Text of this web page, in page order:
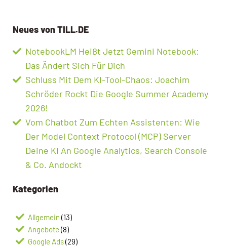
Neues von TILL.DE
NotebookLM Heißt Jetzt Gemini Notebook:
Das Ändert Sich Für Dich
Schluss Mit Dem KI-Tool-Chaos: Joachim
Schröder Rockt Die Google Summer Academy
2026!
Vom Chatbot Zum Echten Assistenten: Wie
Der Model Context Protocol (MCP) Server
Deine KI An Google Analytics, Search Console
& Co. Andockt
Kategorien
Allgemein (13)
Angebote (8)
Google Ads(29)